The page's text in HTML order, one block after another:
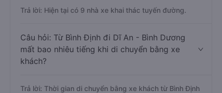
Trả lời: Hiện tại có 9 nhà xe khai thác tuyến đường.
Câu hỏi: Từ Bình Định đi Dĩ An - Bình Dương
mất bao nhiêu tiếng khi di chuyển bằng xe
khách?
Trả lời: Thời gian di chuyển bằng xe khách từ Bình Định